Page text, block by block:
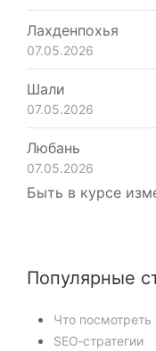
Лахденпохья
07.05.2026
Шали
07.05.2026
Любань
07.05.2026
Быть в курсе
Популярные
Что посмотреть
SEO‑стратегии